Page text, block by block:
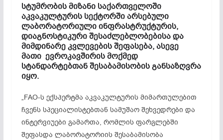
სტუმრობის მიზანი საქართველოში
აკვაკულტურის სექტორში არსებული
ლაბორატორიული ინფრასტრუქტურის,
დიაგნოსტიკური შესაძლებლობებისა და
მიმდინარე კვლევების შეფასება, ასევე
მათი ევროკავშირის მოქმედ
სტანდარტებთან შესაბამისობის განსაზღვრა
იყო.
„FAO-ს ექსპერტმა აკვაკულტურის მიმართულებით
ჩვენს სპეციალისტებთან სამუშაო შეხვედრები და
ინტერვიუები გამართა, რომლის ფარგლებში
შეფასდა ლაბორატორიის შესაბამისობა